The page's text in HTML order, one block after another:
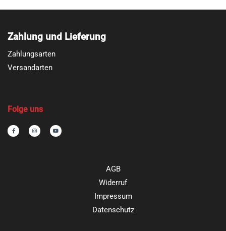
Zahlung und Lieferung
Zahlungsarten
Versandarten
Folge uns
F
a
c
I
n
s
Y
o
u
AGB
Widerruf
Impressum
Datenschutz